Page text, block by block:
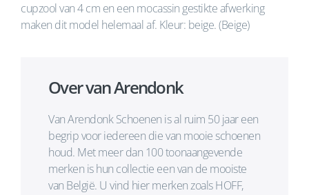
cupzool van 4 cm en een mocassin gestikte afwerking
maken dit model helemaal af. Kleur: beige. (Beige)
Over van Arendonk
Van Arendonk Schoenen is al ruim 50 jaar een
begrip voor iedereen die van mooie schoenen
houd. Met meer dan 100 toonaangevende
merken is hun collectie een van de mooiste
van België. U vind hier merken zoals HOFF,